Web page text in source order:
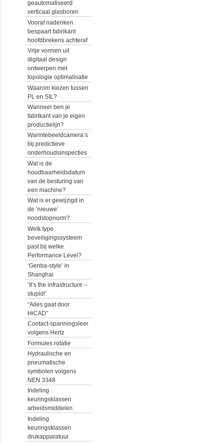
geautomatiseerd
verticaal glasboren
Vooraf nadenken
bespaart fabrikant
hoofdbrekens achteraf
Vrije vormen uit
digitaal design
ontwerpen met
topologie optimalisatie
Waarom kiezen tussen
PL en SIL?
Wanneer ben je
fabrikant van je eigen
productielijn?
Warmtebeeldcamera’s
bij predictieve
onderhoudsinspecties
Wat is de
houdbaarheidsdatum
van de besturing van
een machine?
Wat is er gewijzigd in
de ‘nieuwe’
noodstopnorm?
Welk type
beveiligingssysteem
past bij welke
Performance Level?
‘Genba-style’ in
Shanghai
‘It’s the infrastructure –
stupid!’
“Alles gaat door
HiCAD”
Contact-spanningsleer
volgens Hertz
Formules rotatie
Hydraulische en
pneumatische
symbolen volgens
NEN 3348
Indeling
keuringsklassen
arbeidsmiddelen
Indeling
keuringsklassen
drukapparatuur